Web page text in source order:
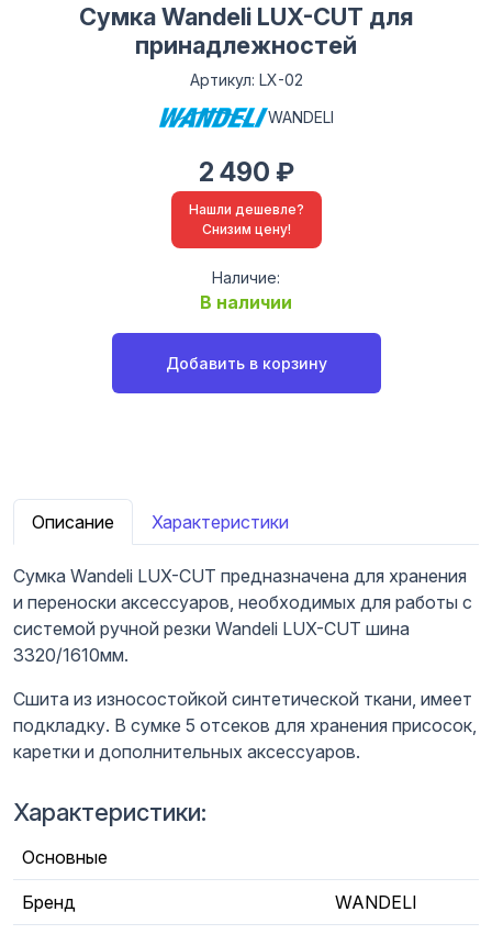
Сумка Wandeli LUX-CUT для
принадлежностей
Артикул: LX-02
WANDELI
2 490 ₽
Нашли дешевле?
Снизим цену!
Наличие:
В наличии
Добавить в корзину
Описание Характеристики
Сумка Wandeli LUX-CUT предназначена для хранения
и переноски аксессуаров, необходимых для работы с
системой ручной резки Wandeli LUX-CUT шина
3320/1610мм.
Сшита из износостойкой синтетической ткани, имеет
подкладку. В сумке 5 отсеков для хранения присосок,
каретки и дополнительных аксессуаров.
Характеристики:
Основные
Бренд WANDELI